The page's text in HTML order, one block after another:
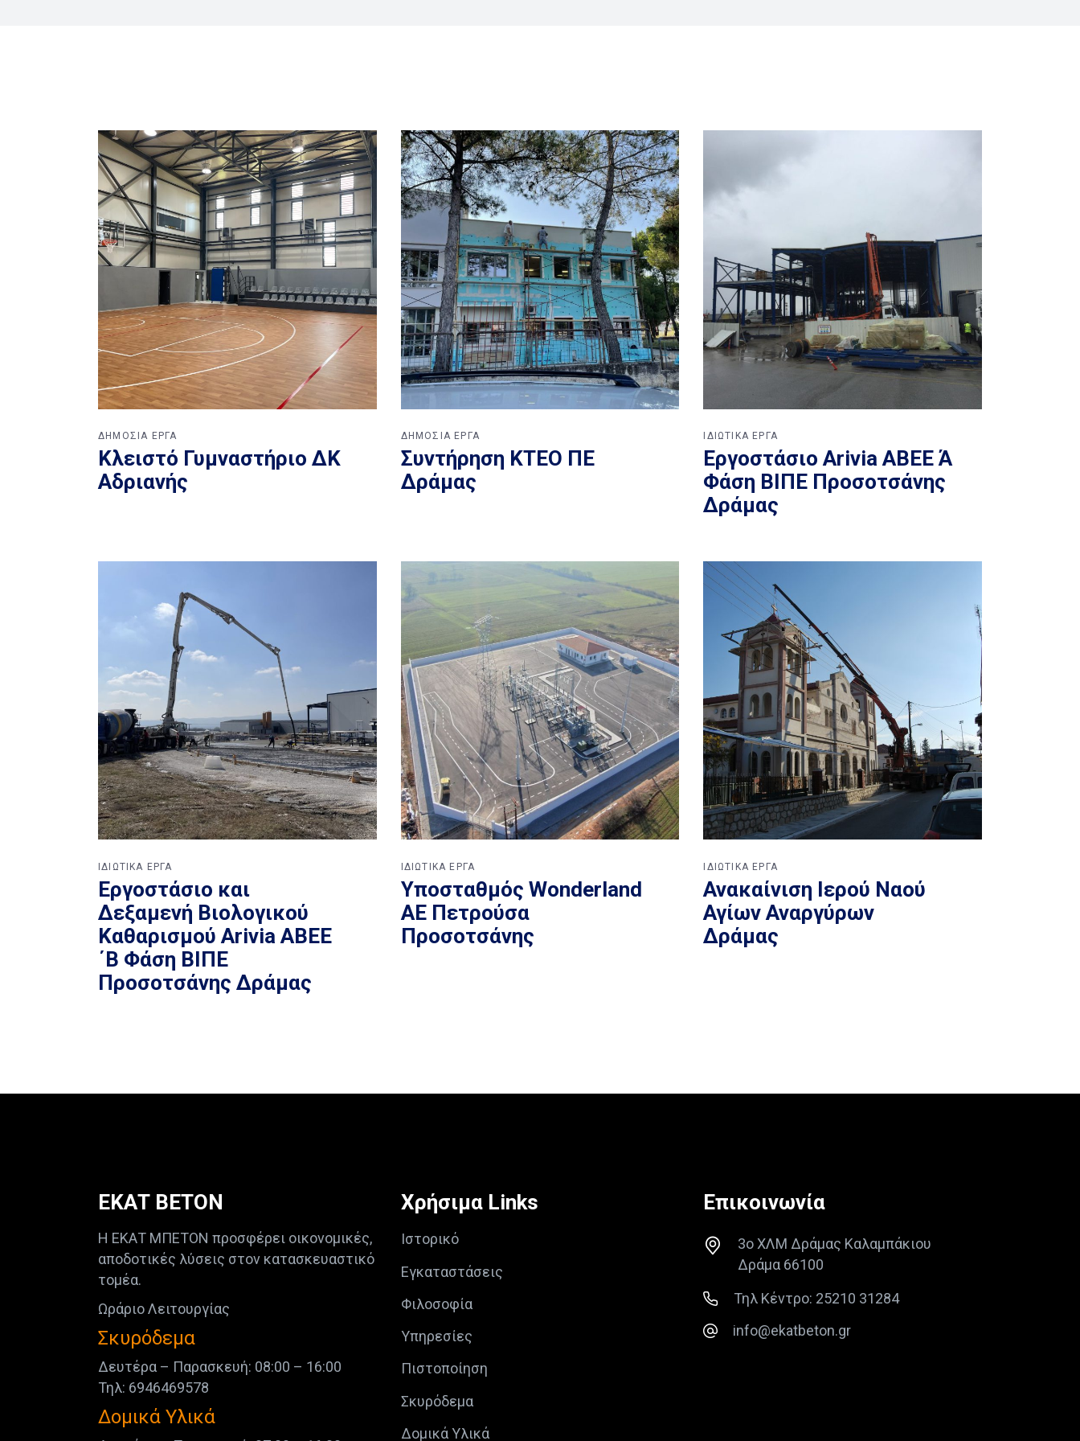
ΔΗΜΟΣΙΑ ΕΡΓΑ
Κλειστό Γυμναστήριο ΔΚ
Αδριανής
ΔΗΜΟΣΙΑ ΕΡΓΑ
Συντήρηση ΚΤΕΟ ΠΕ
Δράμας
ΙΔΙΩΤΙΚΑ ΕΡΓΑ
Εργοστάσιο Arivia ΑΒΕΕ Ά
Φάση ΒΙΠΕ Προσοτσάνης
Δράμας
ΙΔΙΩΤΙΚΑ ΕΡΓΑ
Εργοστάσιο και
Δεξαμενή Βιολογικού
Καθαρισμού Arivia ΑΒΕΕ
΄Β Φάση ΒΙΠΕ
Προσοτσάνης Δράμας
ΙΔΙΩΤΙΚΑ ΕΡΓΑ
Υποσταθμός Wonderland
ΑΕ Πετρούσα
Προσοτσάνης
ΙΔΙΩΤΙΚΑ ΕΡΓΑ
Ανακαίνιση Ιερού Ναού
Αγίων Αναργύρων
Δράμας
ΕΚΑΤ ΒΕΤΟΝ
Η ΕΚΑΤ ΜΠΕΤΟΝ προσφέρει οικονομικές,
αποδοτικές λύσεις στον κατασκευαστικό
τομέα.
Ωράριο Λειτουργίας
Σκυρόδεμα
Δευτέρα – Παρασκευή: 08:00 – 16:00
Τηλ: 6946469578
Δομικά Υλικά
Χρήσιμα Links
Ιστορικό
Εγκαταστάσεις
Φιλοσοφία
Υπηρεσίες
Πιστοποίηση
Σκυρόδεμα
Δομικά Υλικά
Επικοινωνία
3ο ΧΛΜ Δράμας Καλαμπάκιου
Δράμα 66100
Τηλ Κέντρο: 25210 31284
info@ekatbeton.gr